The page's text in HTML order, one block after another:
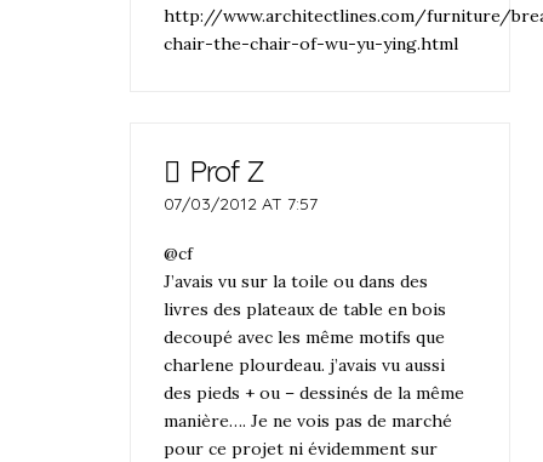
http://www.architectlines.com/furniture/
chair-the-chair-of-wu-yu-ying.html
Prof Z
07/03/2012 AT 7:57
@cf
J’avais vu sur la toile ou dans des
livres des plateaux de table en bois
decoupé avec les même motifs que
charlene plourdeau. j’avais vu aussi
des pieds + ou – dessinés de la même
manière…. Je ne vois pas de marché
pour ce projet ni évidemment sur